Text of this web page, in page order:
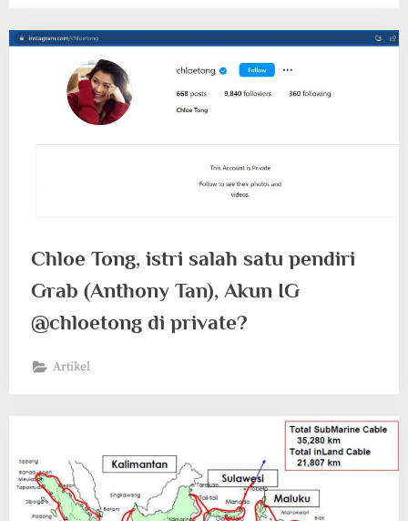
Chloe Tong, istri salah satu pendiri
Grab (Anthony Tan), Akun IG
@chloetong di private?
Artikel